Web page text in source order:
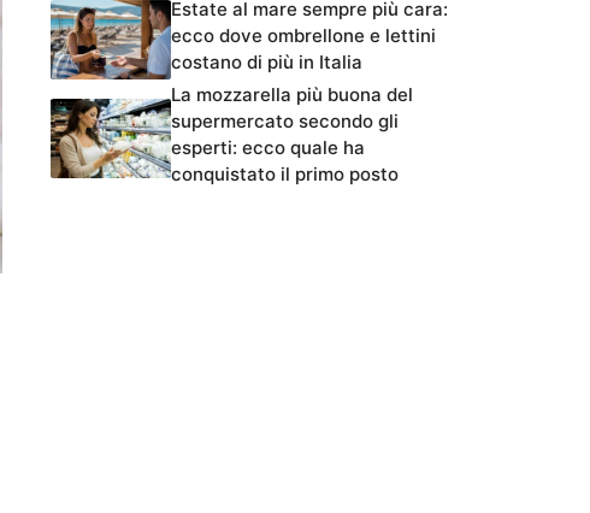
Estate al mare sempre più cara:
ecco dove ombrellone e lettini
costano di più in Italia
La mozzarella più buona del
supermercato secondo gli
esperti: ecco quale ha
conquistato il primo posto